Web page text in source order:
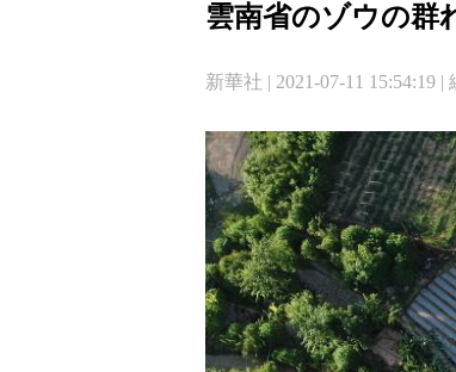
雲南省のゾウの群
新華社 | 2021-07-11 15:54:19 |